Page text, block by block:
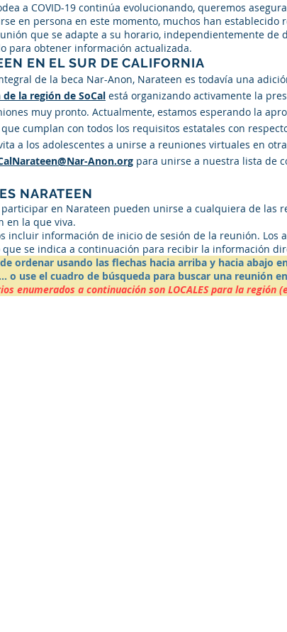
a COVID-19 continúa evolucionando, queremos
en persona en este momento, muchos han
que se adapte a su horario, independientemente de
para obtener información actualizada.
EN EL SUR DE CALIFORNIA
de la beca Nar-Anon, Narateen es todavía una
la región de SoCal está organizando activamente la
muy pronto. Actualmente, estamos esperando la
cumplan con todos los requisitos estatales con
a los adolescentes a unirse a reuniones virtuales en
Anon.org para unirse a nuestra lista de
NARATEEN
en Narateen pueden unirse a cualquiera de las
en la que viva.
incluir información de inicio de sesión de la reunión. Los
se indica a continuación para recibir la información
ordenar usando las flechas hacia arriba y hacia abajo
... o use el cuadro de búsqueda para buscar una reunión
enumerados a continuación son LOCALES para la región